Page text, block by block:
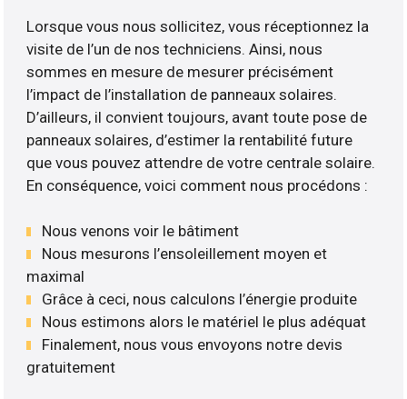
Lorsque vous nous sollicitez, vous réceptionnez la
visite de l’un de nos techniciens. Ainsi, nous
sommes en mesure de mesurer précisément
l’impact de l’installation de panneaux solaires.
D’ailleurs, il convient toujours, avant toute pose de
panneaux solaires, d’estimer la rentabilité future
que vous pouvez attendre de votre centrale solaire.
En conséquence, voici comment nous procédons :
Nous venons voir le bâtiment
Nous mesurons l’ensoleillement moyen et
maximal
Grâce à ceci, nous calculons l’énergie produite
Nous estimons alors le matériel le plus adéquat
Finalement, nous vous envoyons notre devis
gratuitement